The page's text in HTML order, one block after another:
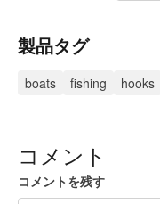
製品タグ
boats fishing hooks
コメント
コメントを残す